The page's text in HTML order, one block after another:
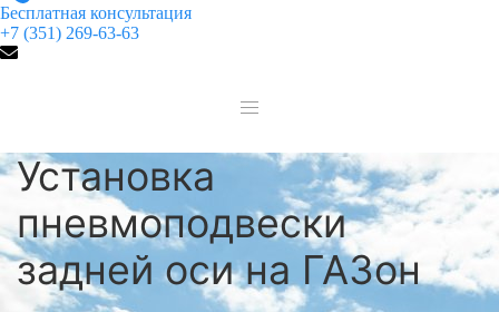
Бесплатная консультация
+7 (351) 269-63-63
Установка
пневмоподвески
задней оси на ГАЗон